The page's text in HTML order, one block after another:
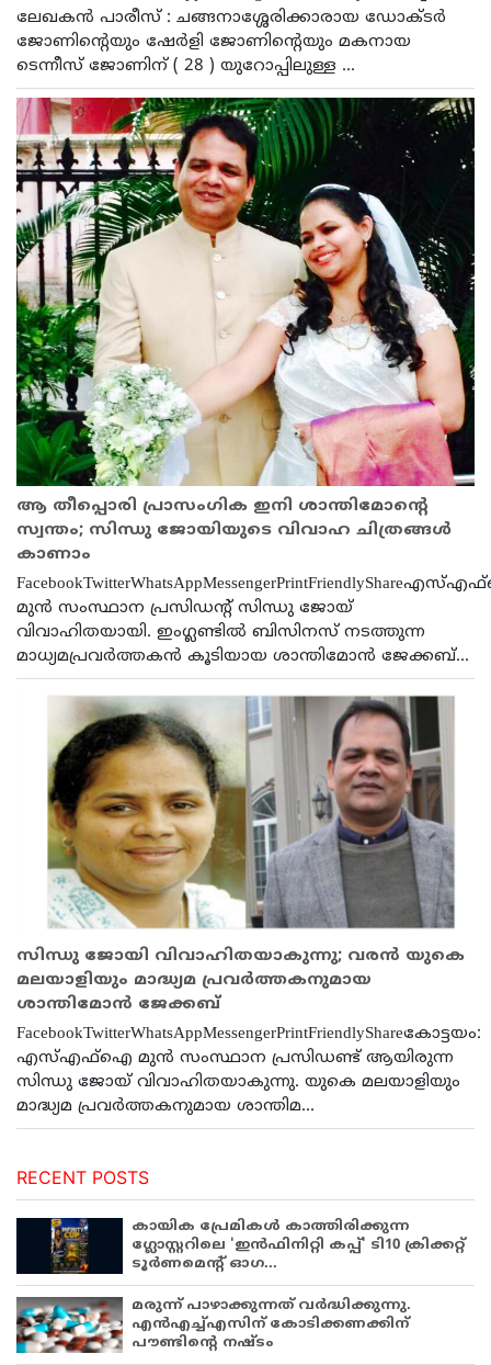
ലേഖകന്‍ പാരീസ് : ചങ്ങനാശ്ശേരിക്കാരായ ഡോക്ടര്‍
ജോണിന്റെയും ഷേര്‍ളി ജോണിന്റെയും മകനായ
ടെന്നീസ് ജോണിന് ( 28 ) യുറോപ്പിലുള്ള ...
ആ തീപ്പൊരി പ്രാസംഗിക ഇനി ശാന്തിമോന്റെ
സ്വന്തം; സിന്ധു ജോയിയുടെ വിവാഹ ചിത്രങ്ങൾ
കാണാം
മുൻ സംസ്ഥാന പ്രസിഡന്റ് സിന്ധു ജോയ്
വിവാഹിതയായി. ഇംഗ്ലണ്ടിൽ ബിസിനസ് നടത്തുന്ന
മാധ്യമപ്രവർത്തകൻ കൂടിയായ ശാന്തിമോൻ ജേക്കബ്...
സിന്ധു ജോയി വിവാഹിതയാകുന്നു; വരന്‍ യുകെ
മലയാളിയും മാദ്ധ്യമ പ്രവര്‍ത്തകനുമായ
ശാന്തിമോന്‍ ജേക്കബ്
FacebookTwitterWhatsAppMessengerPrintFriendlyShareകോട്ടയം:
എസ്എഫ്‌ഐ മുന്‍ സംസ്ഥാന പ്രസിഡണ്ട് ആയിരുന്ന
സിന്ധു ജോയ് വിവാഹിതയാകുന്നു. യുകെ മലയാളിയും
മാദ്ധ്യമ പ്രവര്‍ത്തകനുമായ ശാന്തിമ...
RECENT POSTS
കായിക പ്രേമികള്‍ കാത്തിരിക്കുന്ന
ഗ്ലോസ്റ്ററിലെ 'ഇന്‍ഫിനിറ്റി കപ്പ്' ടി10 ക്രിക്കറ്റ്
ടൂര്‍ണമെന്റ് ഓഗ...
മരുന്ന് പാഴാക്കുന്നത് വർദ്ധിക്കുന്നു.
എൻഎച്ച്എസിന് കോടിക്കണക്കിന്
പൗണ്ടിന്റെ നഷ്ടം